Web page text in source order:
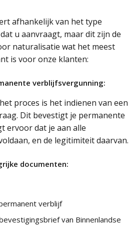
afhankelijk van het type
u aanvraagt, maar dit zijn de
naturalisatie wat het meest
is voor onze klanten:
verblijfsvergunning:
proces is het indienen van een
Dit bevestigt je permanente
ervoor dat je aan alle
en de legitimiteit daarvan.
documenten:
verblijf
van Binnenlandse